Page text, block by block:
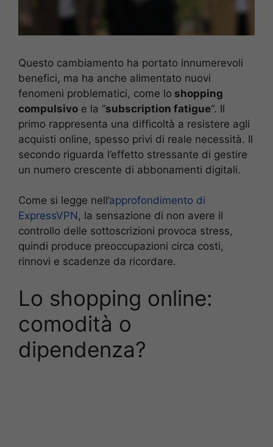
Questo cambiamento ha portato innumerevoli
benefici, ma ha anche alimentato nuovi
fenomeni problematici, come lo shopping
compulsivo e la “subscription fatigue“. Il
primo rappresenta una difficoltà a resistere agli
acquisti online, spesso privi di reale necessità. Il
secondo riguarda l’effetto stressante di gestire
un numero crescente di abbonamenti digitali.
Come si legge nell’approfondimento di
ExpressVPN, la sensazione di non avere il
controllo delle sottoscrizioni provoca stress,
quindi produce preoccupazioni circa costi,
rinnovi e scadenze da ricordare.
Lo shopping online:
comodità o
dipendenza?